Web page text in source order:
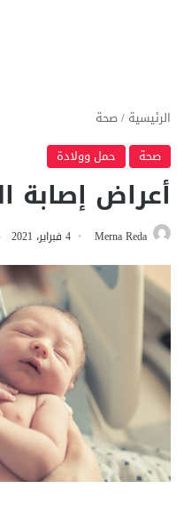
الرئيسية /صحة
صحة
حمل وولادة
أعراض إصابة
Merna Reda 4 فبراير، 2021